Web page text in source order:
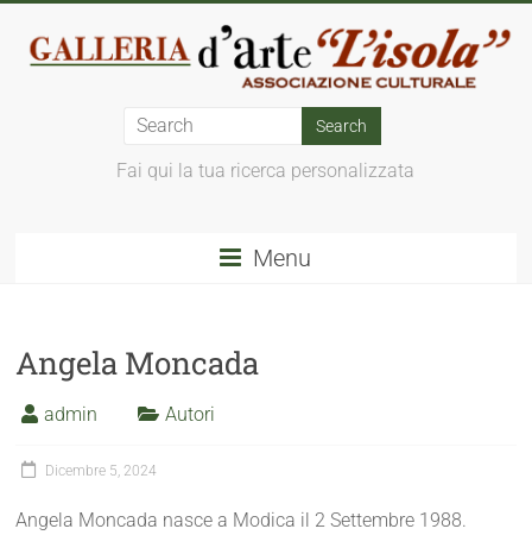
Fai qui la tua ricerca personalizzata
Menu
Angela Moncada
admin Autori
Dicembre 5, 2024
Angela Moncada nasce a Modica il 2 Settembre 1988.